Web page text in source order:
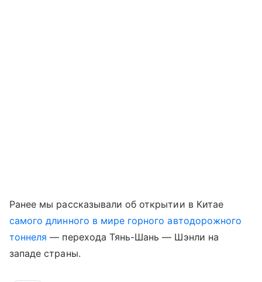
Ранее мы рассказывали об открытии в Китае
самого длинного в мире горного автодорожного
тоннеля — перехода Тянь-Шань — Шэнли на
западе страны.